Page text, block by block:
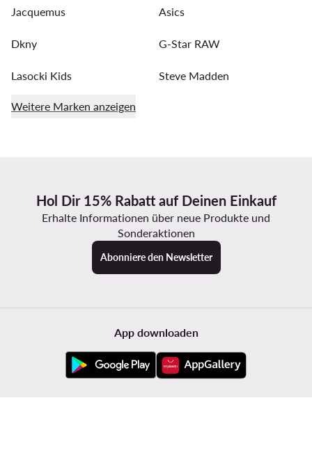
Jacquemus Asics
Dkny G-Star RAW
Lasocki Kids Steve Madden
Weitere Marken anzeigen
Hol Dir 15% Rabatt auf Deinen Einkauf
Erhalte Informationen über neue Produkte und
Sonderaktionen
Abonniere den Newsletter
App downloaden